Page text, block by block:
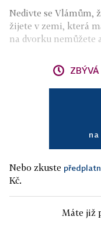
Nedivte se Vlámům,
žijete v zemi, která
na dvorku nemůžete
Nebo zkuste
Kč.
Máte již